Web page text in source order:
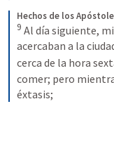
Hechos de los
9 Al día siguiente,
acercaban a la
cerca de la hora
comer; pero
éxtasis;